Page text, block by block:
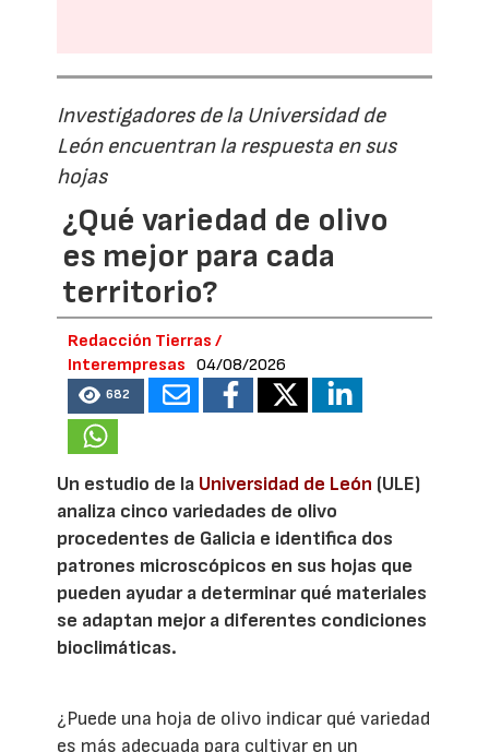
Investigadores de la Universidad de
León encuentran la respuesta en sus
hojas
¿Qué variedad de olivo
es mejor para cada
territorio?
Redacción Tierras /
Interempresas
04/08/2026
682
Un estudio de la Universidad de León (ULE)
analiza cinco variedades de olivo
procedentes de Galicia e identifica dos
patrones microscópicos en sus hojas que
pueden ayudar a determinar qué materiales
se adaptan mejor a diferentes condiciones
bioclimáticas.
¿Puede una hoja de olivo indicar qué variedad
es más adecuada para cultivar en un